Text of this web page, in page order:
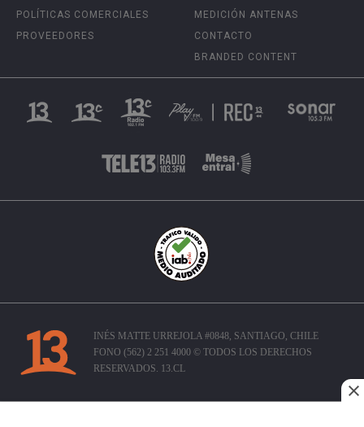
POLÍTICAS COMERCIALES
PROVEEDORES
MEDICIÓN ANTENAS
CONTACTO
BRANDED CONTENT
INÉS MATTE URREJOLA #0848, SANTIAGO, CHILE
FONO (562) 2 251 4000 © TODOS LOS DERECHOS
RESERVADOS. 13.CL